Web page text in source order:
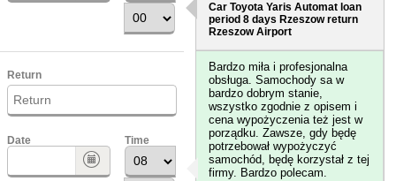
Return
Date Time
Car Toyota Yaris Automat loan
period 8 days Rzeszowreturn
Rzeszow Airport
Bardzo miła i profesjonalna
obsługa. Samochody sa w
bardzo dobrym stanie,
wszystko zgodnie z opisem i
cena wypożyczenia też jest w
porządku. Zawsze, gdy będę
potrzebował wypożyczyć
samochód, będę korzystał z tej
firmy. Bardzo polecam.